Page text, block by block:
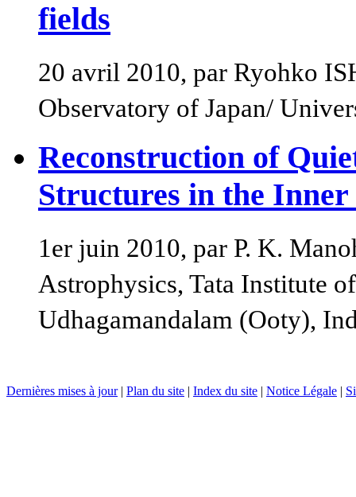
fields
20 avril 2010, par Ryohko
Observatory of Japan/
Reconstruction of
Structures in the Inner
1er juin 2010, par P. K.
Astrophysics, Tata Institute
Udhagamandalam (Ooty),
Dernières mises à jour| Plan du site | Index du site | Notice Légale |